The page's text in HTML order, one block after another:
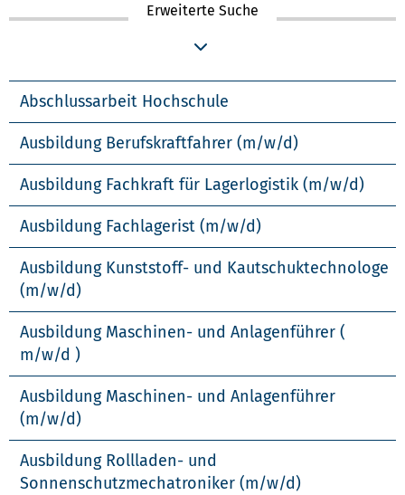
Erweiterte Suche
Abschlussarbeit Hochschule
Ausbildung Berufskraftfahrer (m/w/d)
Ausbildung Fachkraft für Lagerlogistik (m/w/d)
Ausbildung Fachlagerist (m/w/d)
Ausbildung Kunststoff- und Kautschuktechnologe
(m/w/d)
Ausbildung Maschinen- und Anlagenführer (
m/w/d )
Ausbildung Maschinen- und Anlagenführer
(m/w/d)
Ausbildung Rollladen- und
Sonnenschutzmechatroniker (m/w/d)